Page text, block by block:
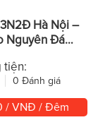
Hà Nội –
Nguyên Đá
tiện:
0 Đánh giá
/ VNĐ / Đêm